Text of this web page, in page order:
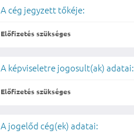
A cég jegyzett tőkéje:
Előfizetés szükséges
A képviseletre jogosult(ak) adatai:
Előfizetés szükséges
A jogelőd cég(ek) adatai: